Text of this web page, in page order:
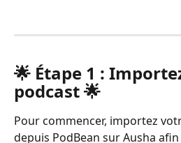
🌟 Étape 1 :
podcast 🌟
Pour commencer, importez
depuis PodBean sur Ausha